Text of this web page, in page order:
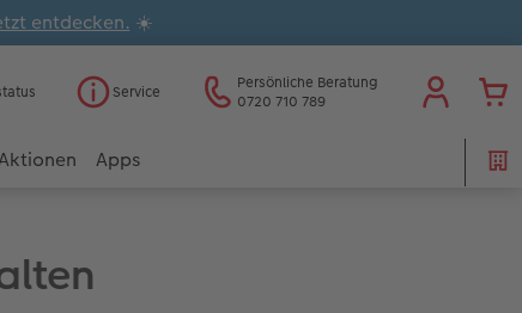
entdecken. ☀️
Service
Persönliche Beratung
0720 710 789
Apps